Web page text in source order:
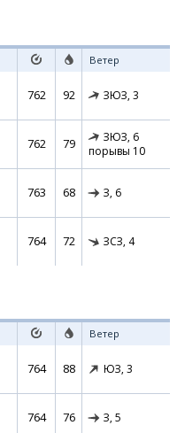
Ветер
762 92 ЗЮЗ, 3
762 79 ЗЮЗ, 6
порывы 10
763 68 З, 6
764 72 ЗСЗ, 4
Ветер
764 88 ЮЗ, 3
764 76 З, 5